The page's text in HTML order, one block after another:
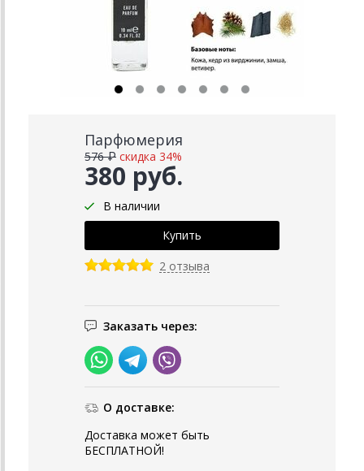
Парфюмерия
380 руб.
576 ₽ скидка 34%
В наличии
2 отзыва
Заказать через:
О доставке:
Доставка может быть
БЕСПЛАТНОЙ!